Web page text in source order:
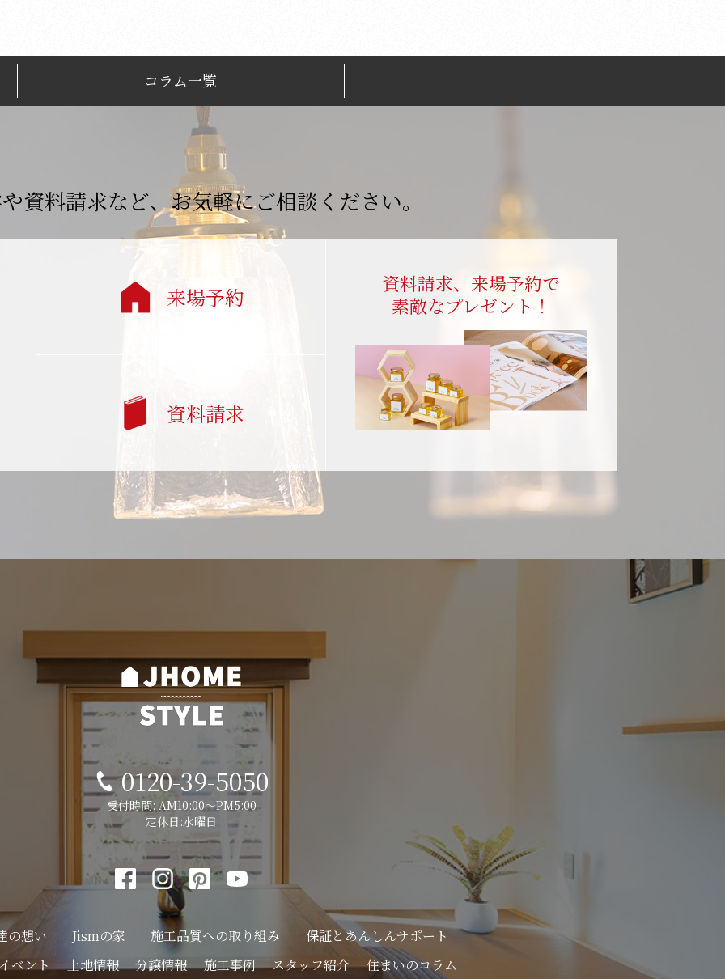
コラム一覧
資料請求など、お気軽にご相談ください。
来場予約
資料請求
資料請求、来場予約で
素敵なプレゼント！
0120-39-5050
受付時間: AM10:00～PM5:00
定休日:水曜日
の想い Jismの家 施工品質への取り組み
保証とあんしんサポート
ベント
土地情報 分譲情報 施工事例 スタッフ紹介 住まいのコラム